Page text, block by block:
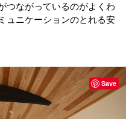
つながっているのがよくわ
ュニケーションのとれる安
Save